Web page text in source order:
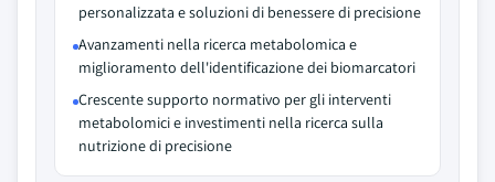
personalizzata e soluzioni di benessere di precisione
Avanzamenti nella ricerca metabolomica e
miglioramento dell'identificazione dei biomarcatori
Crescente supporto normativo per gli interventi
metabolomici e investimenti nella ricerca sulla
nutrizione di precisione